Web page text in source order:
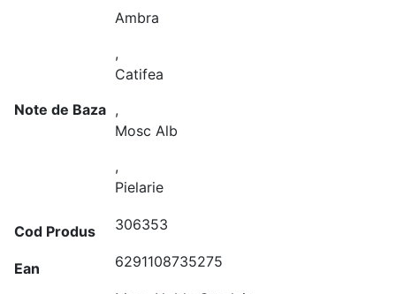
Note de Baza
Ambra
,
Catifea
,
Mosc Alb
,
Pielarie
Cod Produs 306353
Ean 6291108735275